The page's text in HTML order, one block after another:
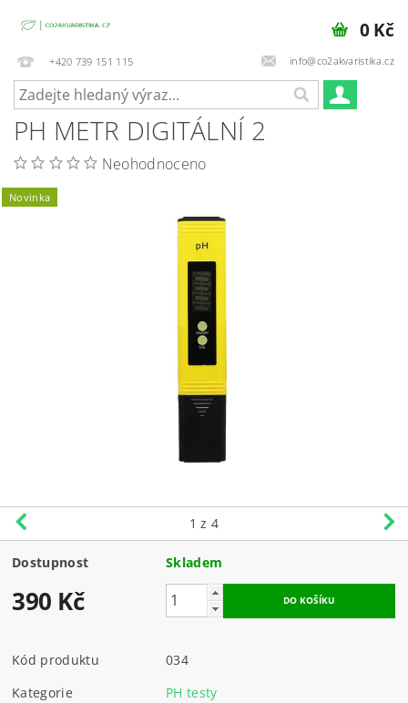
+420 739 151 115 info@co2akvaristika.cz
0 Kč
PH METR DIGITÁLNÍ 2
Neohodnoceno
Novinka
1 z 4
Dostupnost Skladem
390 Kč
Kód produktu
034
Kategorie
PH testy